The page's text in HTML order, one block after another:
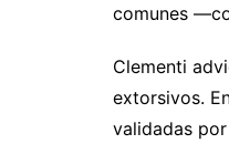
comunes
Clementi
extorsivos.
validadas